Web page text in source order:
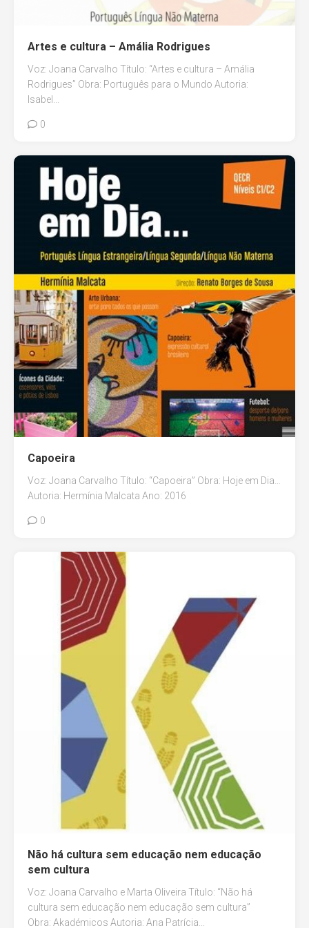
Artes e cultura – Amália Rodrigues
Voz: Joana Carvalho Título: “Artes e cultura – Amália
Rodrigues” Obra: Português para o Mundo Autoria:
Isabel...
0
Capoeira
Voz: Joana Carvalho Título: “Capoeira” Obra: Hoje em Dia…
Autoria: Hermínia Malcata Ano: 2016
0
Não há cultura sem educação nem educação
sem cultura
Voz: Joana Carvalho e Marta Oliveira Título: “Não há
cultura sem educação nem educação sem cultura”
Obra: Akadémicos Autoria: Ana Patrícia...